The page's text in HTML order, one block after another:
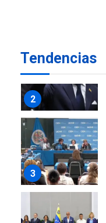
Tendencias
2
3